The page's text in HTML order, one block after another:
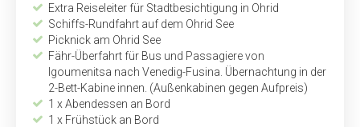
Extra Reiseleiter für Stadtbesich­tigung in Ohrid
Schiffs-Rundfahrt auf dem Ohrid See
Picknick am Ohrid See
Fähr-Überfahrt für Bus und Passagiere von
Igoumenitsa nach Venedig-Fusina. Übernachtung in der
2-Bett-Kabine innen. (Außen­kabinen gegen Aufpreis)
1 x Abendessen an Bord
1 x Frühstück an Bord